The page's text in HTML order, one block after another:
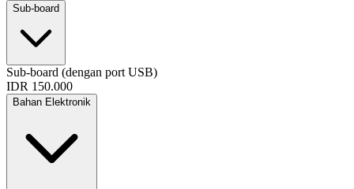
Sub-board
Sub-board (dengan port USB)
IDR 150.000
Bahan Elektronik